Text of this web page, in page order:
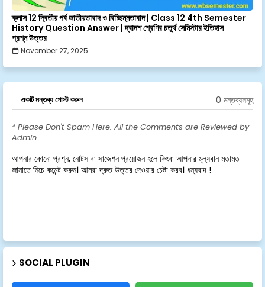
ক্লাস 12 দ্বিতীয় পর্ব জাতীয়তাবাদ ও বিচ্ছিন্নতাবাদ | Class 12 4th Semester
History Question Answer | দ্বাদশ শ্রেণির চতুর্থ সেমিস্টার ইতিহাস
প্রশ্ন উত্তর
November 27, 2025
একটি মন্তব্য পোস্ট করুন 0 মন্তব্যসমূহ
* Please Don't Spam Here. All the Comments are Reviewed by
Admin.
আপনার কোনো প্রশ্ন, নোটস বা সাজেশন প্রয়োজন হলে কিংবা আপনার মূল্যবান মতামত
জানাতে নিচে কমেন্ট করুন। আমরা দ্রুত উত্তর দেওয়ার চেষ্টা করব। ধন্যবাদ !
SOCIAL PLUGIN